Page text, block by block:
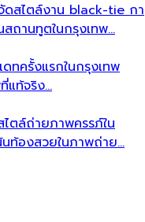
ดสไตล์งาน black-tie กา
ถานทูตในกรุงเทพ…
ทครั้งแรกในกรุงเทพ
แท้จริง…
ไตล์ถ่ายภาพครรภ์ใน
ท้องสวยในภาพถ่าย…